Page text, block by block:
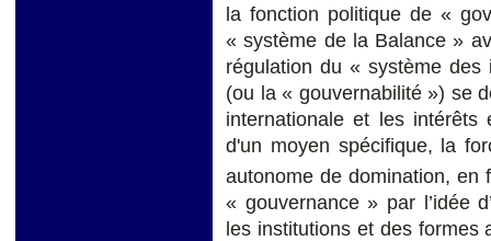
la fonction politique de «
« système de la Balance »
régulation du « système
(ou la « gouvernabilité ») se
internationale et les
d'un moyen spécifique, la
autonome de domination, en
« gouvernance » par l’idée
les institutions et des formes